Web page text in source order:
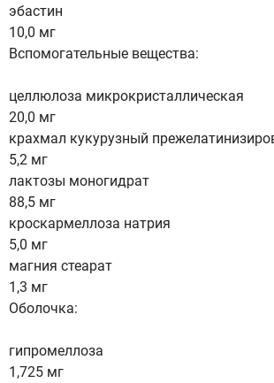
эбастин
10,0 мг
Вспомогательные вещества:
целлюлоза микрокристаллическая
20,0 мг
крахмал кукурузный
5,2 мг
лактозы моногидрат
88,5 мг
кроскармеллоза натрия
5,0 мг
магния стеарат
1,3 мг
Оболочка:
гипромеллоза
1,725 мг